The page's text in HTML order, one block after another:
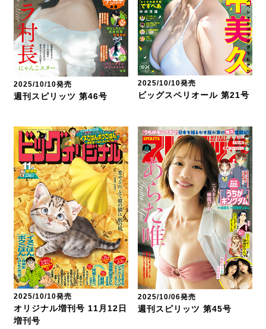
2025/10/10発売
週刊スピリッツ 第46号
2025/10/10発売
ビッグスペリオール 第21号
2025/10/10発売
オリジナル増刊号 11月12日
増刊号
2025/10/06発売
週刊スピリッツ 第45号